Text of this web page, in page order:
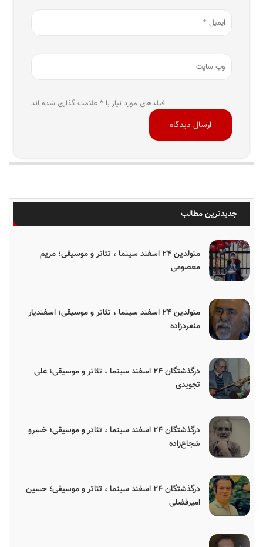
فیلدهای مورد نیاز با * علامت گذاری شده اند
جدیدترین مطالب
متولدین ۲۴ اسفند سینما ، تئاتر و موسیقی؛ مریم
معصومی
متولدین ۲۴ اسفند سینما ، تئاتر و موسیقی؛ اسفندیار
منفردزاده
درگذشتگان ۲۴ اسفند سینما ، تئاتر و موسیقی؛ علی
تجویدی
درگذشتگان ۲۴ اسفند سینما ، تئاتر و موسیقی؛ خسرو
شجاع‌زاده
درگذشتگان ۲۴ اسفند سینما ، تئاتر و موسیقی؛ حسین
امیرفضلی